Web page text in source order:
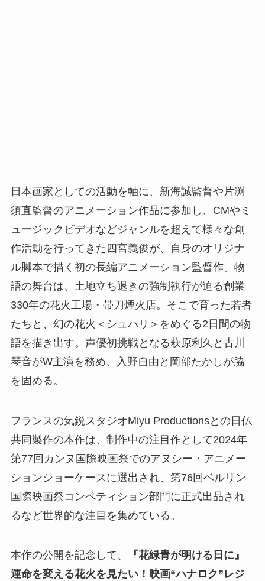
日本画家としての活動を軸に、新海誠監督や片渕
須直監督のアニメーション作品に参加し、CMやミ
ュージックビデオなどジャンルを超えて様々な創
作活動を行ってきた四宮義俊が、自身のオリジナ
ル脚本で描く初の長編アニメーション監督作。物
語の舞台は、土地立ち退きの強制執行が迫る創業
330年の花火工場・帯刀煙火店。そこで育った若者
たちと、幻の花火＜シュハリ＞をめぐる2日間の物
語を描き出す。声優初挑戦となる萩原利久と古川
琴音がW主演を務め、入野自由と岡部たかしが脇
を固める。
フランスの気鋭スタジオMiyu Productionsとの日仏
共同製作の本作は、制作中の注目作として2024年
第77回カンヌ国際映画祭でのアヌシー・アニメー
ションショーケースに選出され、第76回ベルリン
国際映画祭コンペティション部門に正式出品され
るなど世界的な注目を集めている。
本作の公開を記念して、
『花緑青が明ける日に』
運命を変える花火を見たい！映画“ハナロク”レジ